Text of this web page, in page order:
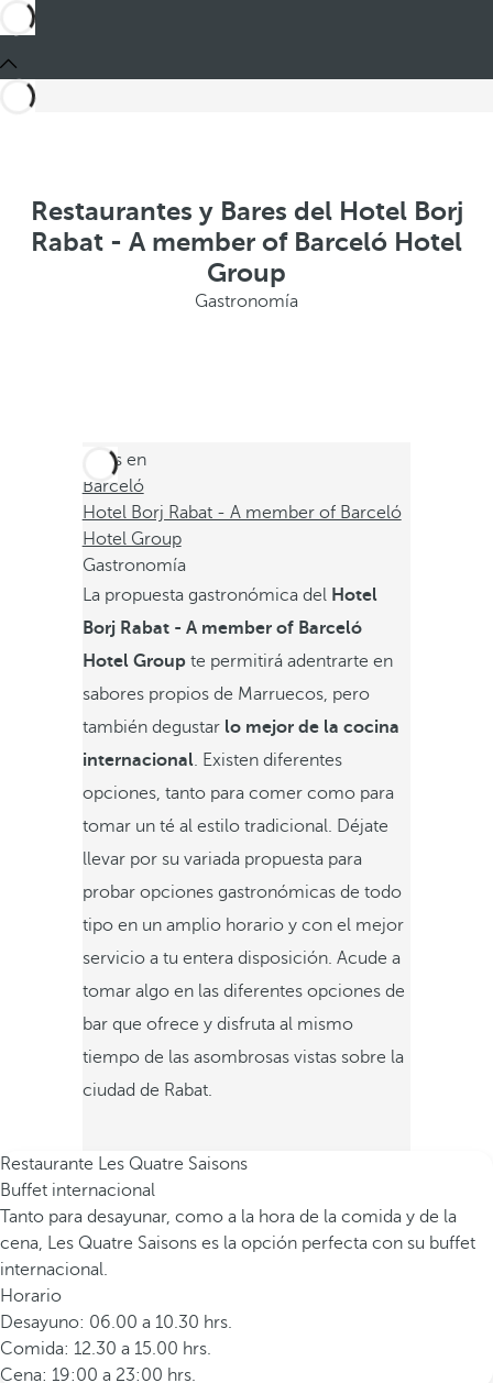
Restaurantes y Bares del Hotel Borj
Rabat - A member of Barceló Hotel
Group
Gastronomía
Estás en
Barceló
Hotel Borj Rabat - A member of Barceló
Hotel Group
Gastronomía
La propuesta gastronómica del Hotel
Borj Rabat - A member of Barceló
Hotel Groupte permitirá adentrarte en
sabores propios de Marruecos, pero
también degustar lo mejor de la cocina
internacional. Existen diferentes
opciones, tanto para comer como para
tomar un té al estilo tradicional. Déjate
llevar por su variada propuesta para
probar opciones gastronómicas de todo
tipo en un amplio horario y con el mejor
servicio a tu entera disposición. Acude a
tomar algo en las diferentes opciones de
bar que ofrece y disfruta al mismo
tiempo de las asombrosas vistas sobre la
ciudad de Rabat.
Restaurante Les Quatre Saisons
Buffet internacional
Tanto para desayunar, como a la hora de la comida y de la
cena, Les Quatre Saisons es la opción perfecta con su buffet
internacional.
Horario
Desayuno: 06.00 a 10.30 hrs.
Comida: 12.30 a 15.00 hrs.
Cena: 19:00 a 23:00 hrs.